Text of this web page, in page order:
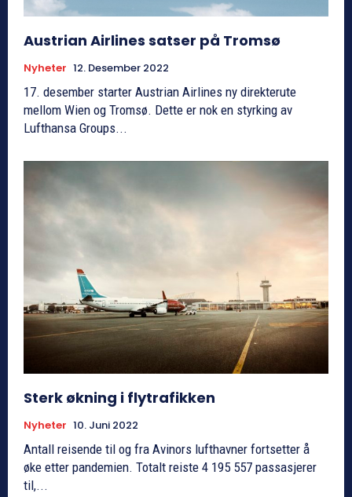
Austrian Airlines satser på Tromsø
Nyheter 12. Desember 2022
17. desember starter Austrian Airlines ny direkterute
mellom Wien og Tromsø. Dette er nok en styrking av
Lufthansa Groups...
Sterk økning i flytrafikken
Nyheter 10. Juni 2022
Antall reisende til og fra Avinors lufthavner fortsetter å
øke etter pandemien. Totalt reiste 4 195 557 passasjerer
til,...